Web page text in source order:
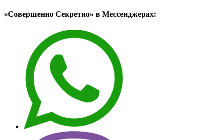
«Совершенно Секретно» в Мессенджерах: